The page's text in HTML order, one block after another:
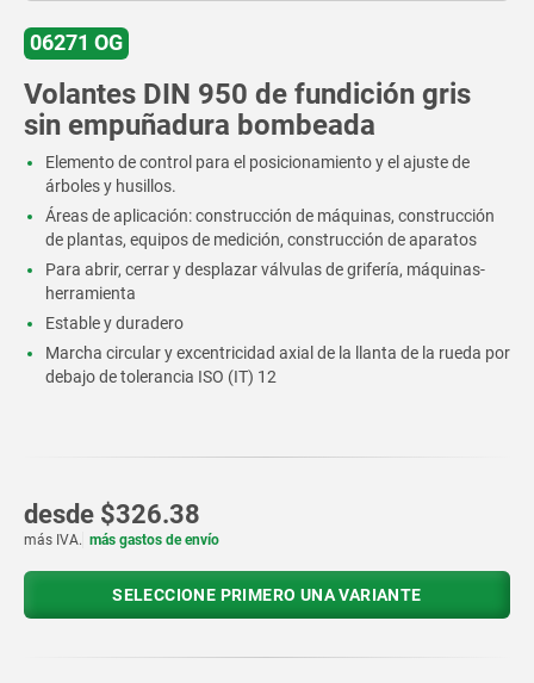
06271 OG
Volantes DIN 950 de fundición gris
sin empuñadura bombeada
Elemento de control para el posicionamiento y el ajuste de
árboles y husillos.
Áreas de aplicación: construcción de máquinas, construcción
de plantas, equipos de medición, construcción de aparatos
Para abrir, cerrar y desplazar válvulas de grifería, máquinas-
herramienta
Estable y duradero
Marcha circular y excentricidad axial de la llanta de la rueda por
debajo de tolerancia ISO (IT) 12
desde $326.38
más IVA. más gastos de envío
SELECCIONE PRIMERO UNA VARIANTE